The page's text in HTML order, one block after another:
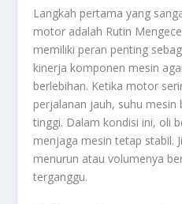
Langkah pertama yang
motor adalah Rutin
memiliki peran penting
kinerja komponen mesin
berlebihan. Ketika motor
perjalanan jauh, suhu mesin
tinggi. Dalam kondisi ini, oli
menjaga mesin tetap stabil.
menurun atau volumenya
terganggu.